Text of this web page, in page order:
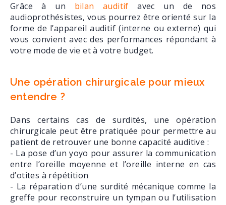
Grâce à un bilan auditifavec un de nos
audioprothésistes, vous pourrez être orienté sur la
forme de l’appareil auditif (interne ou externe) qui
vous convient avec des performances répondant à
votre mode de vie et à votre budget.
Une opération chirurgicale pour mieux
entendre ?
Dans certains cas de surdités, une opération
chirurgicale peut être pratiquée pour permettre au
patient de retrouver une bonne capacité auditive :
- La pose d’un yoyo pour assurer la communication
entre l’oreille moyenne et l’oreille interne en cas
d’otites à répétition
- La réparation d’une surdité mécanique comme la
greffe pour reconstruire un tympan ou l’utilisation